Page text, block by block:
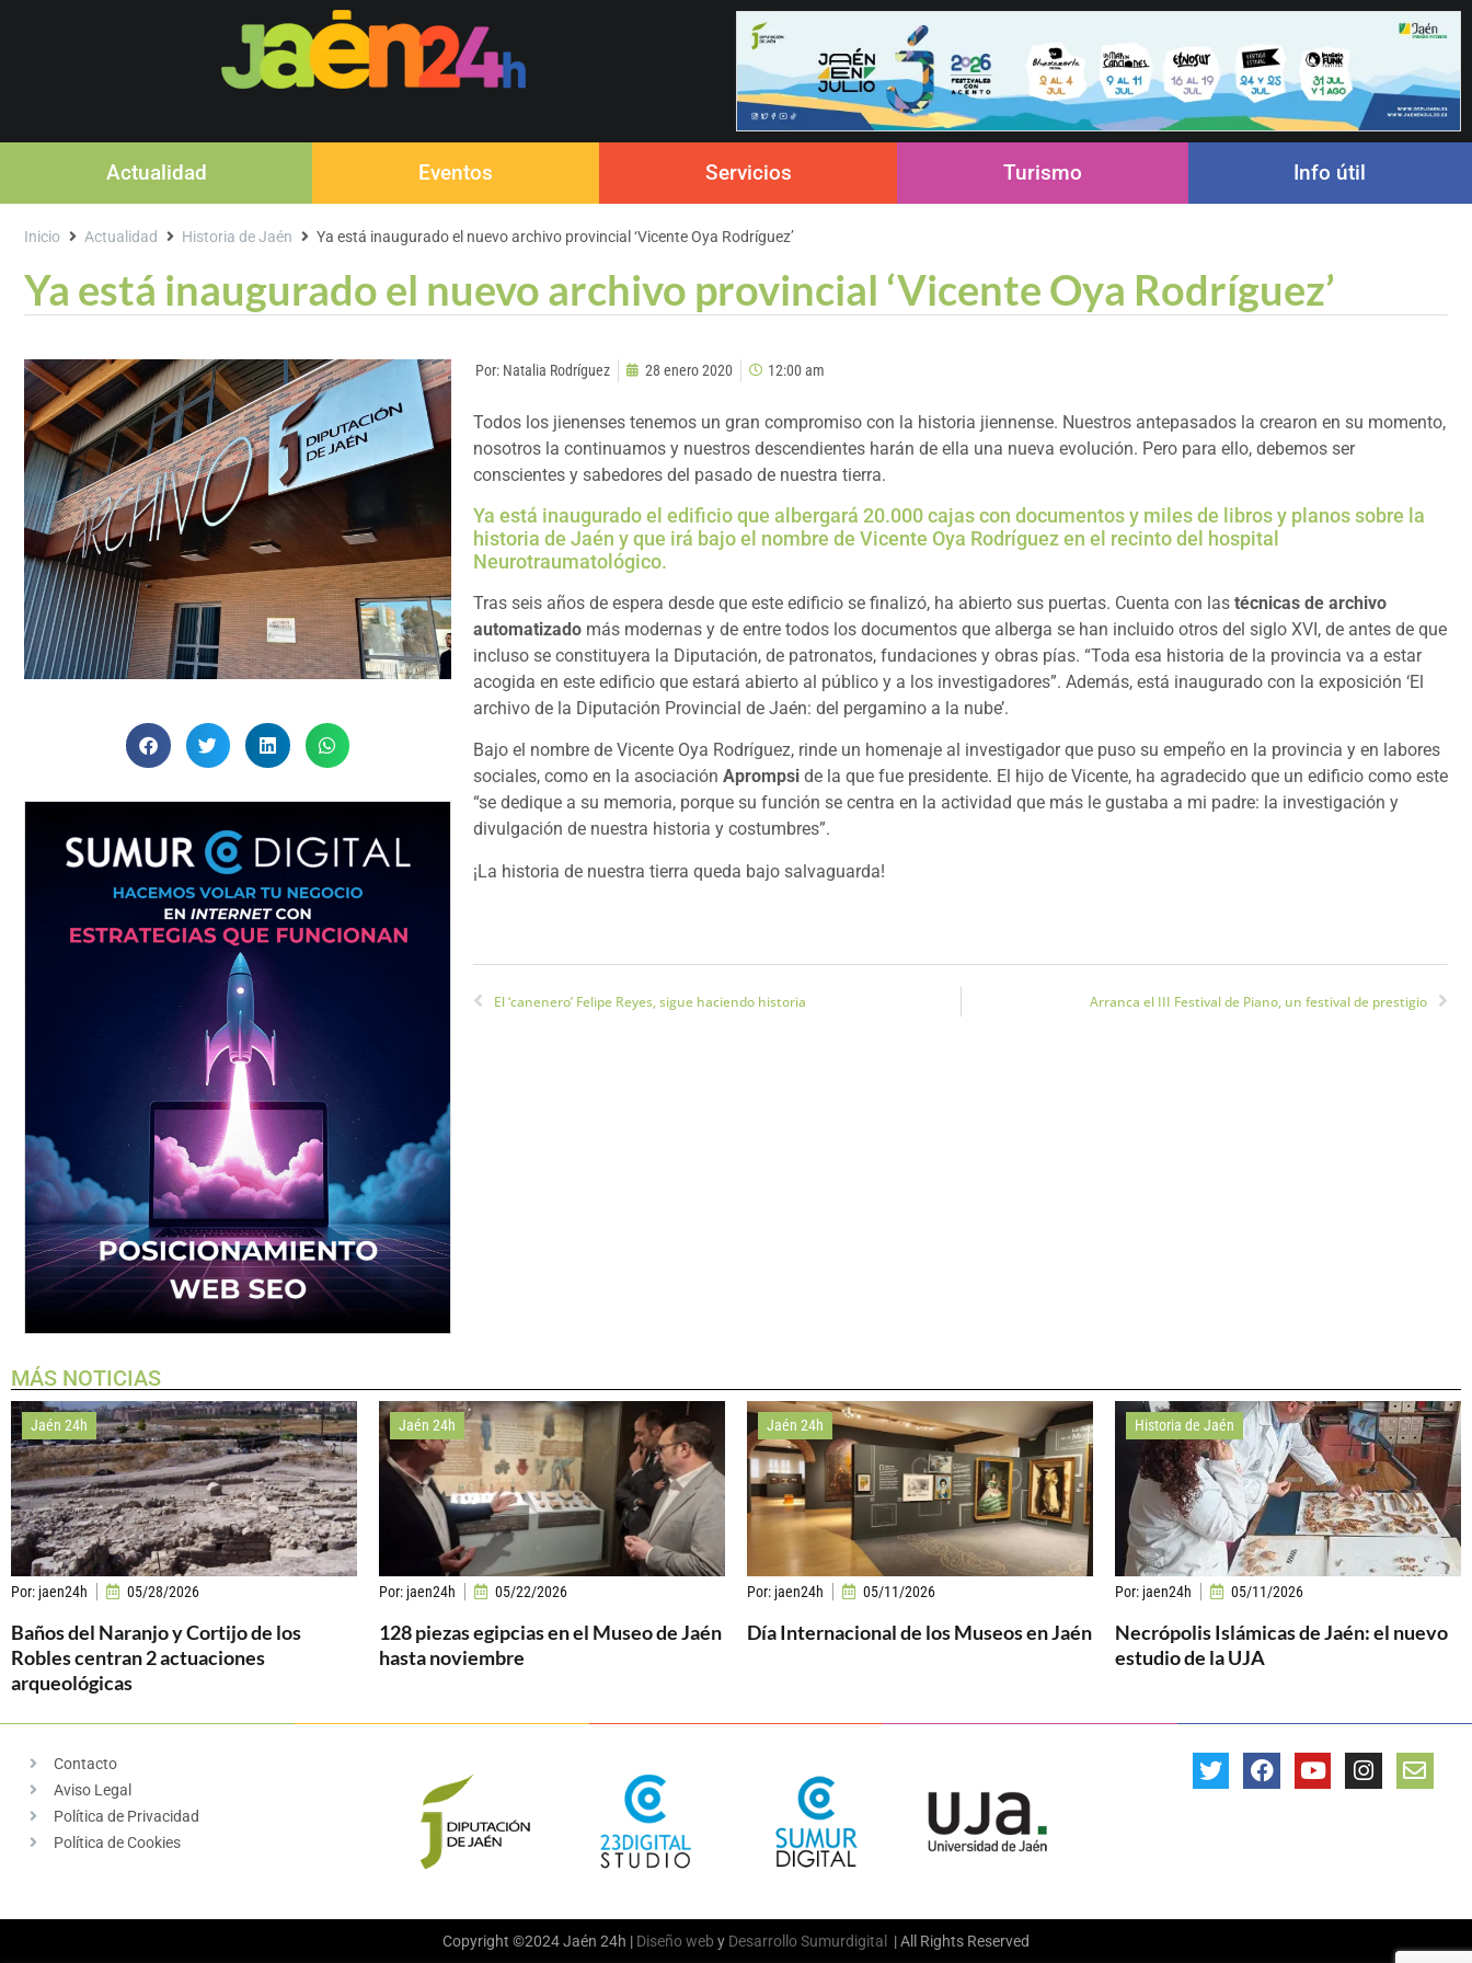
Actualidad Eventos Servicios Turismo Info útil
Ya está inaugurado el nuevo archivo provincial ‘Vicente Oya Rodríguez’
Inicio Actualidad Historia de Jaén Ya está inaugurado el nuevo archivo provincial ‘Vicente Oya Rodríguez’
Por: Natalia Rodríguez 28 enero 2020 12:00 am
Todos los jienenses tenemos un gran compromiso con la historia jiennense. Nuestros antepasados la crearon en su momento,
nosotros la continuamos y nuestros descendientes harán de ella una nueva evolución. Pero para ello, debemos ser
conscientes y sabedores del pasado de nuestra tierra.
Ya está inaugurado el edificio que albergará 20.000 cajas con documentos y miles de libros y planos sobre la
historia de Jaén y que irá bajo el nombre de Vicente Oya Rodríguez en el recinto del hospital
Neurotraumatológico.
Tras seis años de espera desde que este edificio se finalizó, ha abierto sus puertas. Cuenta con las técnicas de archivo
automatizado más modernas y de entre todos los documentos que alberga se han incluido otros del siglo XVI, de antes de que
incluso se constituyera la Diputación, de patronatos, fundaciones y obras pías. “Toda esa historia de la provincia va a estar
acogida en este edificio que estará abierto al público y a los investigadores”. Además, está inaugurado con la exposición ‘El
archivo de la Diputación Provincial de Jaén: del pergamino a la nube’.
Bajo el nombre de Vicente Oya Rodríguez, rinde un homenaje al investigador que puso su empeño en la provincia y en labores
sociales, como en la asociación Aprompsi de la que fue presidente. El hijo de Vicente, ha agradecido que un edificio como este
“se dedique a su memoria, porque su función se centra en la actividad que más le gustaba a mi padre: la investigación y
divulgación de nuestra historia y costumbres”.
¡La historia de nuestra tierra queda bajo salvaguarda!
El ‘canenero’ Felipe Reyes, sigue haciendo historia Arranca el III Festival de Piano, un festival de prestigio
MÁS NOTICIAS
Jaén 24h
Por: jaen24h 05/28/2026
Baños del Naranjo y Cortijo de los
Robles centran 2 actuaciones
arqueológicas
Jaén 24h
Por: jaen24h 05/22/2026
128 piezas egipcias en el Museo de Jaén
hasta noviembre
Jaén 24h
Por: jaen24h 05/11/2026
Día Internacional de los Museos en Jaén
Historia de Jaén
Por: jaen24h 05/11/2026
Necrópolis Islámicas de Jaén: el nuevo
estudio de la UJA
Contacto
Aviso Legal
Política de Privacidad
Política de Cookies
Copyright ©2024 Jaén 24h | Diseño web y DesarrolloSumurdigital | All Rights Reserved